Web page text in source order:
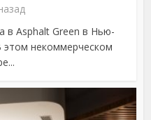
в Asphalt Green в Нью-
некоммерческом